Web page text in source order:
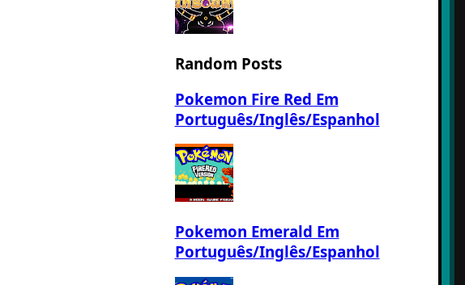
Random Posts
Pokemon Fire Red Em
Português/Inglês/Espanhol
Pokemon Emerald Em
Português/Inglês/Espanhol